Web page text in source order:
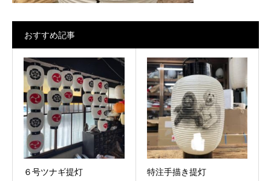
おすすめ記事
６号ツナギ提灯 特注手描き提灯